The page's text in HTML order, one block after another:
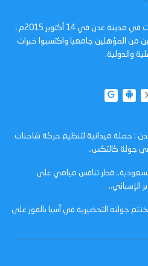
عدن تايم - صحيفة الكترونية تأسست في مدينة عدن في 14 أكتوبر 2015م ،
من المؤهلين جامعيا واكتسبوا خبرات
والدولية.
: حملة ميدانية لتنظيم حركة شاحنات
في جولة كالتكس..
قطر تنافس ميامي على
الإسباني..
جولته التحضيرية في آسيا بالفوز على